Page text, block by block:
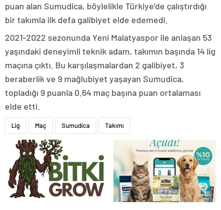
puan alan Sumudica, böylelikle Türkiye’de çalıştırdığı
bir takımla ilk defa galibiyet elde edemedi.
2021-2022 sezonunda Yeni Malatyaspor ile anlaşan 53
yaşındaki deneyimli teknik adam, takımın başında 14 lig
maçına çıktı. Bu karşılaşmalardan 2 galibiyet, 3
beraberlik ve 9 mağlubiyet yaşayan Sumudica,
topladığı 9 puanla 0.64 maç başına puan ortalaması
elde etti.
Lig Maç Sumudica Takımı